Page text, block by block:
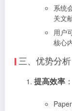
系统
关文
用户
核心
三、优势分析
提高效率 ：